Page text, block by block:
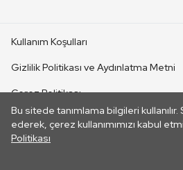
Bu sitede tanımlama bilgileri
ederek, çerez kullanımımızı kabul
Politikası
CANLI YAYINLAR
Kullanım Koşulları
Gizlilik Politikası ve Aydınlatma Metni
Çerez Politikası
İletişim
Her hakkı saklıdır. ©2026 TRT.